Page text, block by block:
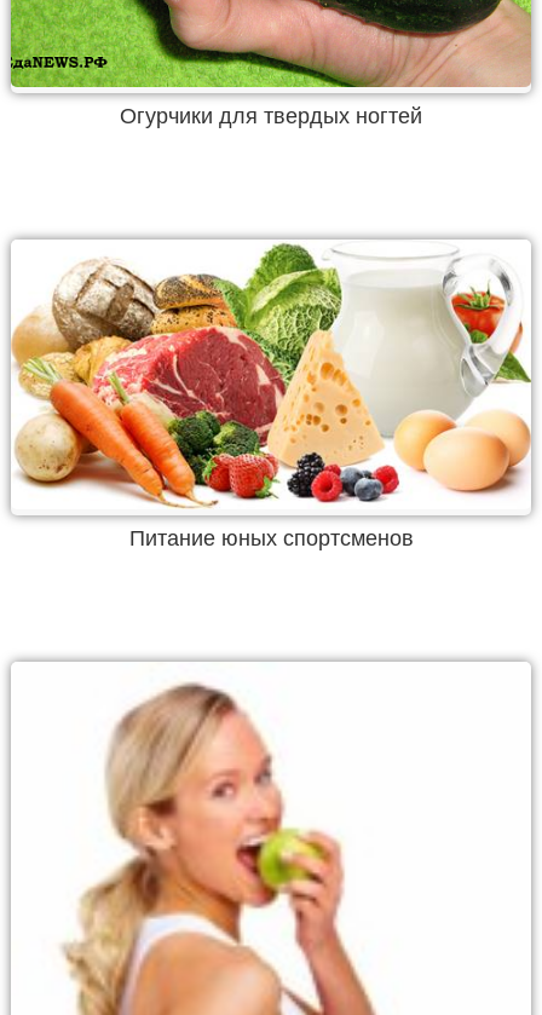
Огурчики для твердых ногтей
Питание юных спортсменов